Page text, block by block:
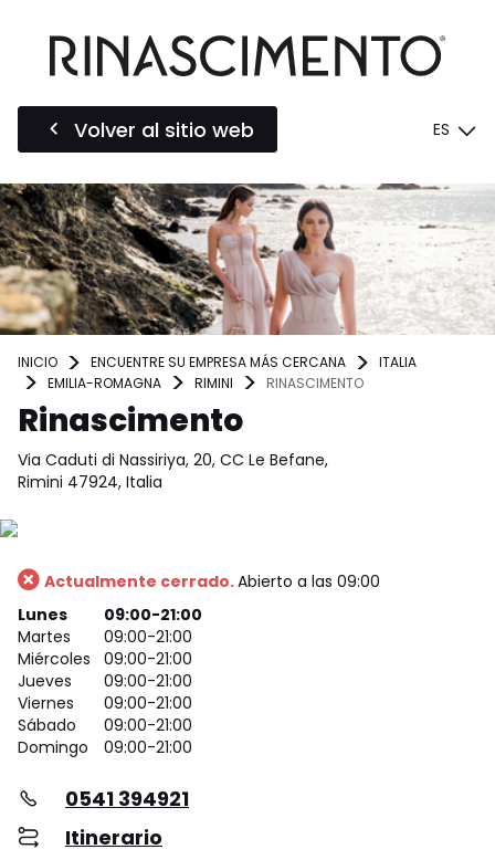
Volver al sitio web ES
INICIO ENCUENTRE SU EMPRESA MÁS CERCANA
ITALIA
EMILIA-ROMAGNA
RIMINI RINASCIMENTO
Rinascimento
Via Caduti di Nassiriya, 20, CC Le Befane,
Rimini 47924, Italia
Actualmente cerrado.Abierto a las 09:00
Lunes
09:00-21:00
Martes
09:00-21:00
Miércoles
09:00-21:00
Jueves
09:00-21:00
Viernes
09:00-21:00
Sábado
09:00-21:00
Domingo
09:00-21:00
0541 394921
Itinerario